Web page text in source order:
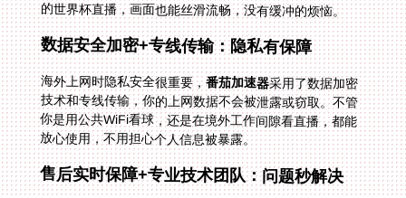
的世界杯直播，画面也能丝滑流畅，没有缓冲的烦恼。
数据安全加密+专线传输：隐私有保障
海外上网时隐私安全很重要，番茄加速器采用了数据加密
技术和专线传输，你的上网数据不会被泄露或窃取。不管
你是用公共WiFi看球，还是在境外工作间隙看直播，都能
放心使用，不用担心个人信息被暴露。
售后实时保障+专业技术团队：问题秒解决